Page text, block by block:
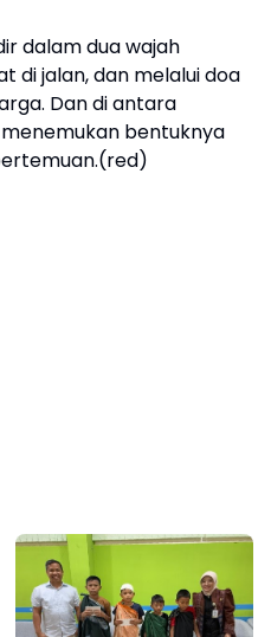
dalam dua wajah
di jalan, dan melalui doa
Dan di antara
bentuknya